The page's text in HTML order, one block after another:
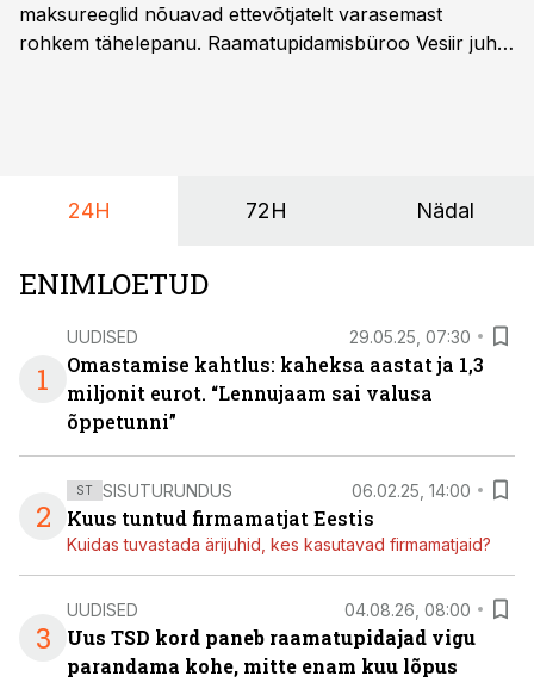
maksureeglid nõuavad ettevõtjatelt varasemast
rohkem tähelepanu. Raamatupidamisbüroo Vesiir juht
24H 72H Nädal
ENIMLOETUD
1
UUDISED 29.05.25, 07:30
Omastamise kahtlus: kaheksa aastat ja 1,3
miljonit eurot. “Lennujaam sai valusa
õppetunni”
2
ST SISUTURUNDUS 06.02.25, 14:00
Kuus tuntud firmamatjat Eestis
Kuidas tuvastada ärijuhid, kes kasutavad firmamatjaid?
3
UUDISED 04.08.26, 08:00
Uus TSD kord paneb raamatupidajad vigu
parandama kohe, mitte enam kuu lõpus